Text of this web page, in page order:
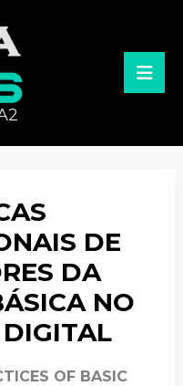
DE
DA
NO
OF BASIC